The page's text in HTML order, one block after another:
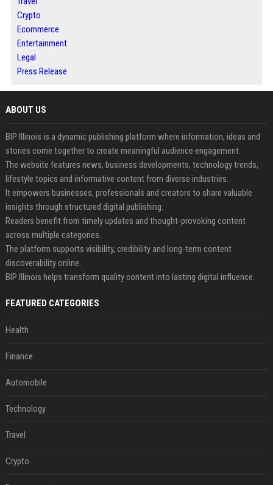
Crypto
Ecommerce
Entertainment
Legal
Press Release
ABOUT US
BIP Illinois is a dynamic publishing platform where information, ideas and
stories come together to create meaningful audience engagement.
The website features news, business developments, technology trends,
lifestyle topics and informative content from diverse industries.
It empowers businesses, professionals and creators to share valuable
insights through structured digital publishing.
Readers benefit from timely updates and thought-provoking content
across multiple categories.
The platform supports visibility, credibility and long-term content
discoverability online.
BIP Illinois helps transform quality content into lasting digital influence.
FEATURED CATEGORIES
Health
Finance
Automobile
Technology
Travel
Crypto